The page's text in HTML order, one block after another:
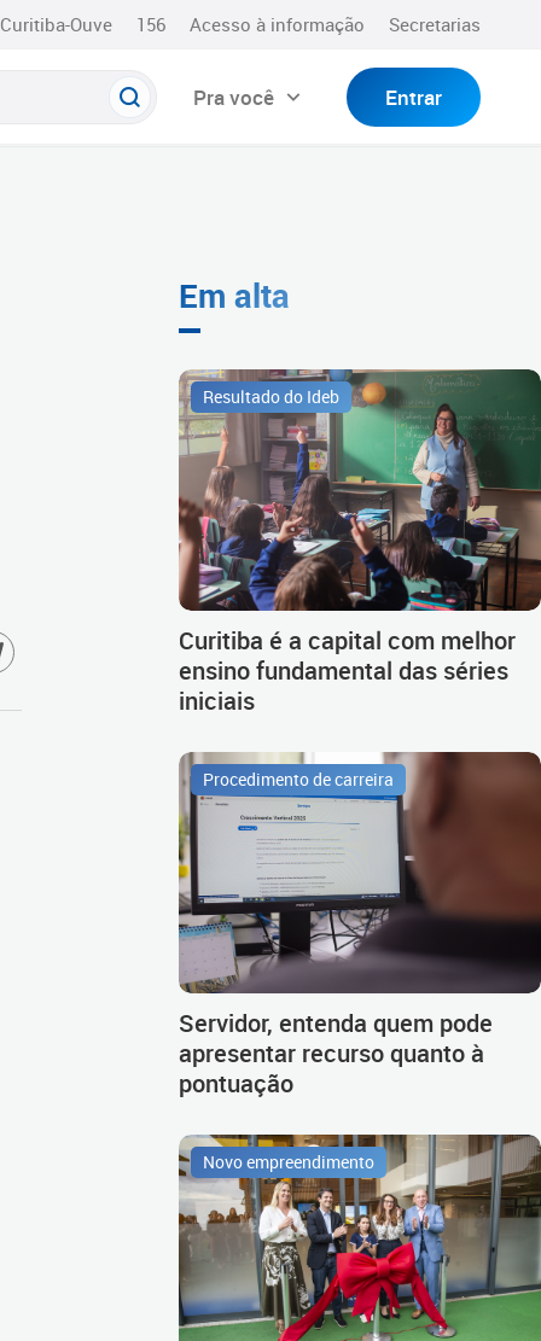
Curitiba-Ouve 156 Acesso à informação Secretarias
Pra você Entrar
Em alta
Resultado do Ideb
Curitiba é a capital com melhor
ensino fundamental das séries
iniciais
Procedimento de carreira
Servidor, entenda quem pode
apresentar recurso quanto à
pontuação
Novo empreendimento